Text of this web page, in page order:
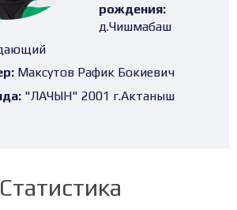
рождения:
д.Чишмабаш
Максутов Рафик Бокиевич
"ЛАЧЫН" 2001 г.Актаныш
Статистика